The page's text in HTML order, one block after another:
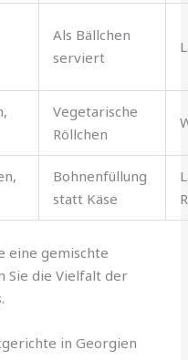
Als Bällchen
serviert
Vegetarische
Röllchen
Bohnenfüllung
statt Käse
eine gemischte
Sie die Vielfalt der
in Georgien